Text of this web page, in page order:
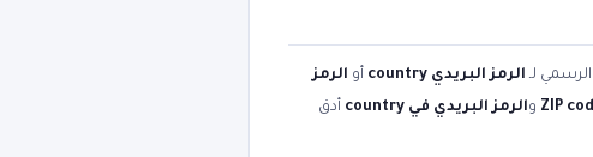
لـ الرمز البريدي country أو الرمز
ZIP والرمز البريدي في country
أدق